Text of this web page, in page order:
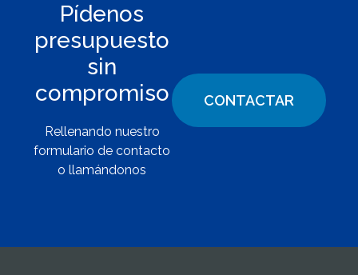
Pídenos
presupuesto
sin
compromiso
Rellenando nuestro
formulario de contacto
o llamándonos
CONTACTAR